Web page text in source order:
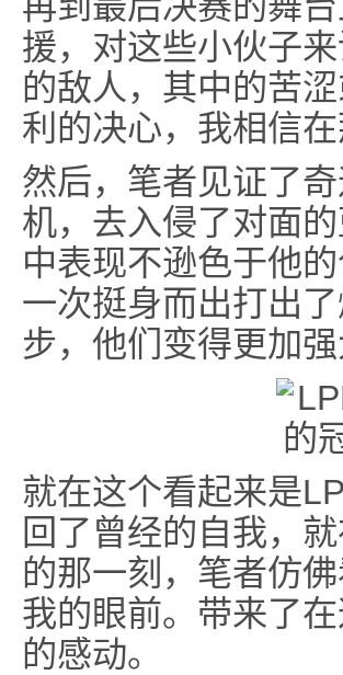
援，对这些小伙子
的敌人，其中的苦
利的决心，我相信
然后，笔者见证了
机，去入侵了对面
中表现不逊色于他
一次挺身而出打出
步，他们变得更加
就在这个看起来是
回了曾经的自我，
的那一刻，笔者仿
我的眼前。带来了
的感动。